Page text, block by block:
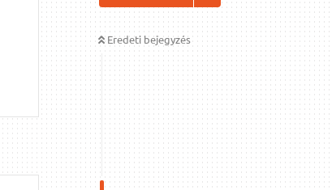
Eredeti bejegyzés